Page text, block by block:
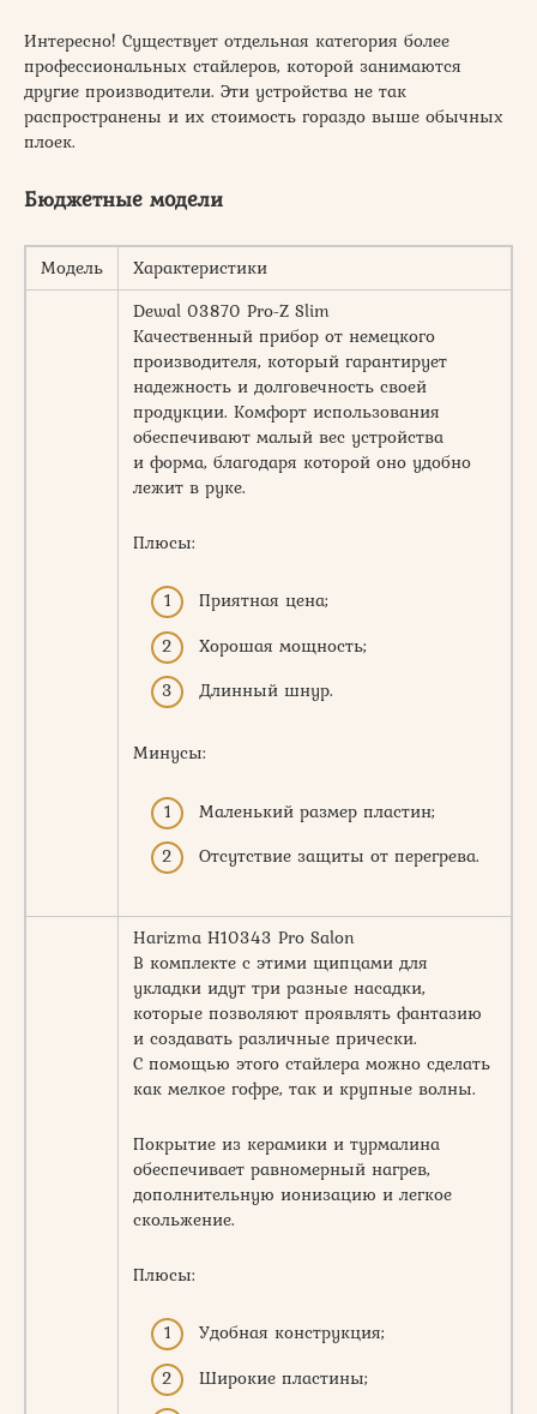
Интересно! Существует отдельная категория более
профессиональных стайлеров, которой занимаются
другие производители. Эти устройства не так
распространены и их стоимость гораздо выше обычных
плоек.
Бюджетные модели
Модель
Характеристики
Dewal 03870 Pro-Z Slim
Качественный прибор от немецкого
производителя, который гарантирует
надежность и долговечность своей
продукции. Комфорт использования
обеспечивают малый вес устройства
и форма, благодаря которой оно удобно
лежит в руке.
Плюсы:
Приятная цена;
Хорошая мощность;
Длинный шнур.
Минусы:
Маленький размер пластин;
Отсутствие защиты от перегрева.
Harizma H10343 Pro Salon
В комплекте с этими щипцами для
укладки идут три разные насадки,
которые позволяют проявлять фантазию
и создавать различные прически.
С помощью этого стайлера можно сделать
как мелкое гофре, так и крупные волны.
Покрытие из керамики и турмалина
обеспечивает равномерный нагрев,
дополнительную ионизацию и легкое
скольжение.
Плюсы:
Удобная конструкция;
Широкие пластины;